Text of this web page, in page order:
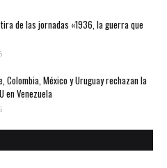
de las jornadas «1936, la guerra que
Colombia, México y Uruguay rechazan la
en Venezuela